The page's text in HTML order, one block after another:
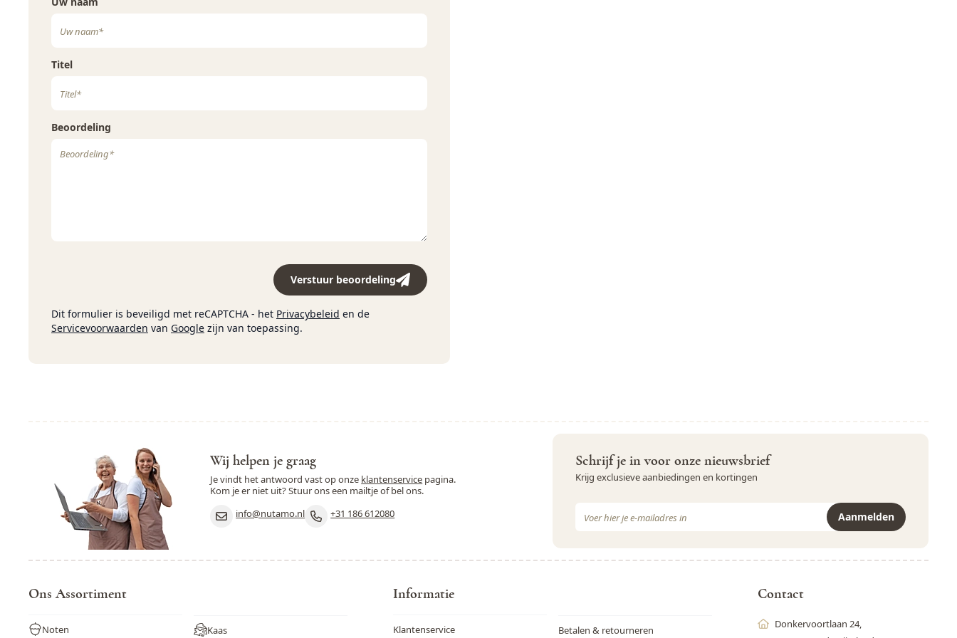
dagen plaats. Tijdens deze periode worden er extra kleur en smaakaroma's aan het
sap afgegeven zonder extractie van tannine en bitterstoffen.
eiken.Titel
Beoordeling
Verstuur beoordeling
Dit formulier is beveiligd met reCAPTCHA - het Privacybeleid en de
Servicevoorwaarden van Google zijn van toepassing.
Wij helpen je graag
Je vindt het antwoord vast op onze klantenservice pagina.
Kom je er niet uit? Stuur ons een mailtje of bel ons.
info@nutamo.nl
+31 186 612080
Schrijf je in voor onze nieuwsbrief
Krijg exclusieve aanbiedingen en kortingen
Aanmelden
Ons Assortiment
Noten Kaas
Informatie
Klantenservice Betalen & retourneren
Contact
Donkervoortlaan 24,